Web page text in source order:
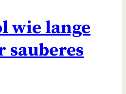
wie lange